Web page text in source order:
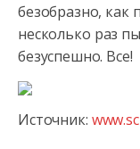
безобразно, как
несколько раз
безуспешно. Все!
Источник: